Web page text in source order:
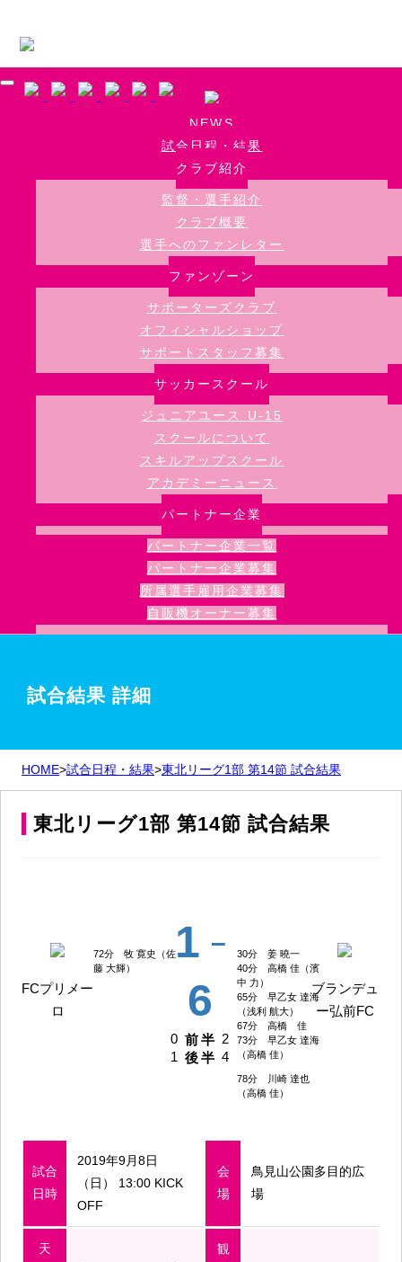
NEWS
試合日程・結果
クラブ紹介
監督・選手紹介
クラブ概要
選手へのファンレター
ファンゾーン
サポーターズクラブ
オフィシャルショップ
サポートスタッフ募集
サッカースクール
ジュニアユース U-15
スクールについて
スキルアップスクール
アカデミーニュース
パートナー企業
パートナー企業一覧
パートナー企業募集
所属選手雇用企業募集
自販機オーナー募集
試合結果 詳細
HOME>試合日程・結果>東北リーグ1部 第14節 試合結果
東北リーグ1部 第14節 試合結果
FCプリメー
ロ
72分 牧 寛史（佐
藤 大輝）
1 –
6
0 前半 2
1 後半 4
30分 姜 曉一
40分 高橋 佳（濱
中 力）
65分 早乙女 達海
（浅利 航大）
67分 高橋 佳
73分 早乙女 達海
（高橋 佳）
78分 川崎 達也
（高橋 佳）
ブランデュ
ー弘前FC
試合
日時
2019年9月8日
（日） 13:00 KICK
OFF
会
場
鳥見山公園多目的広
場
天
観